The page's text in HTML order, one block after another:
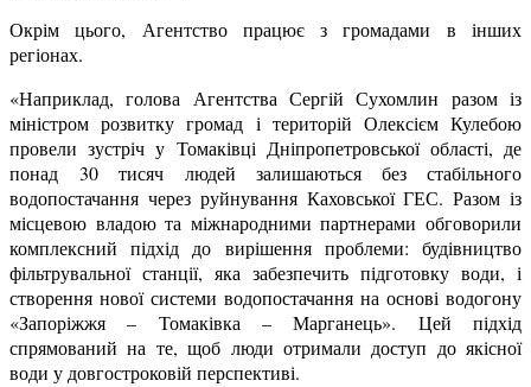
Окрім цього, Агентство працює з громадами в інших
регіонах.
«Наприклад, голова Агентства Сергій Сухомлин разом із
міністром розвитку громад і територій Олексієм Кулебою
провели зустріч у Томаківці Дніпропетровської області, де
понад 30 тисяч людей залишаються без стабільного
водопостачання через руйнування Каховської ГЕС. Разом із
місцевою владою та міжнародними партнерами обговорили
комплексний підхід до вирішення проблеми: будівництво
фільтрувальної станції, яка забезпечить підготовку води, і
створення нової системи водопостачання на основі водогону
«Запоріжжя – Томаківка – Марганець». Цей підхід
спрямований на те, щоб люди отримали доступ до якісної
води у довгостроковій перспективі.